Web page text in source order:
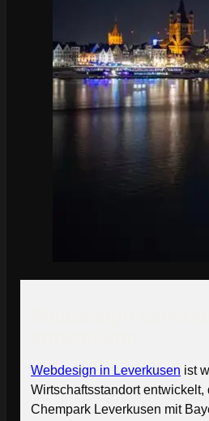
Webdesign in Leverkusen ist
Wirtschaftsstandort
Chempark Leverkusen mit